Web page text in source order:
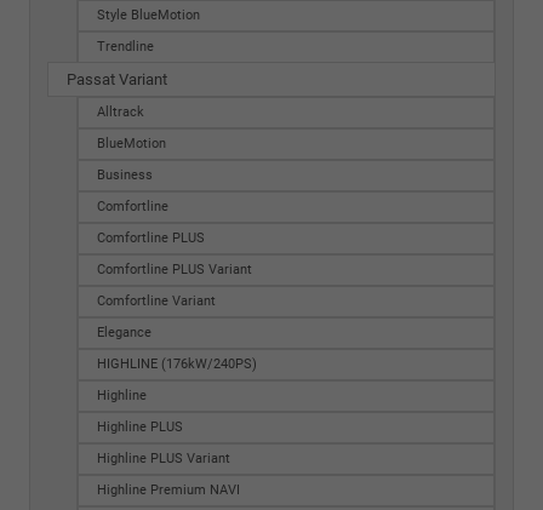
Style BlueMotion
Trendline
Passat Variant
Alltrack
BlueMotion
Business
Comfortline
Comfortline PLUS
Comfortline PLUS Variant
Comfortline Variant
Elegance
HIGHLINE (176kW/240PS)
Highline
Highline PLUS
Highline PLUS Variant
Highline Premium NAVI